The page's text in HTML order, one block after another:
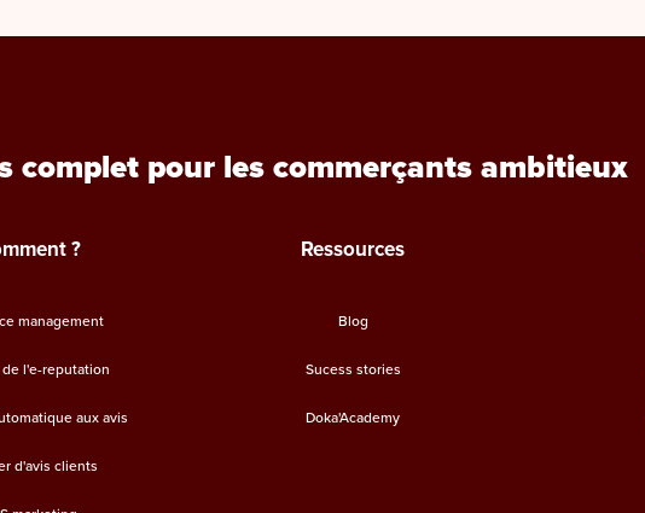
complet pour les commerçants ambitieux
?
management
l'e-reputation
aux avis
d'avis clients
Ressources
Blog
Sucess stories
Doka'Academy